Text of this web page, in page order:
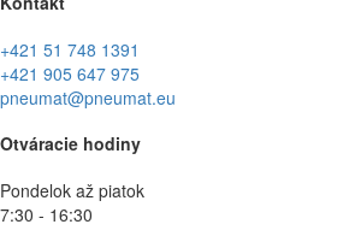
+421 51 748 1391
+421 905 647 975
pneumat@pneumat.eu
Otváracie hodiny
Pondelok až piatok
7:30 - 16:30